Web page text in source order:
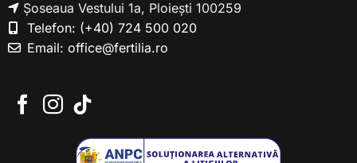
Șoseaua Vestului 1a, Ploiești 100259
Telefon: (+40) 724 500 020
Email: office@fertilia.ro